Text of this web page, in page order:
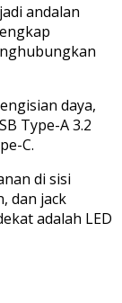
andalan
daya,
Type-A 3.2
C.
di sisi
dan jack
adalah LED